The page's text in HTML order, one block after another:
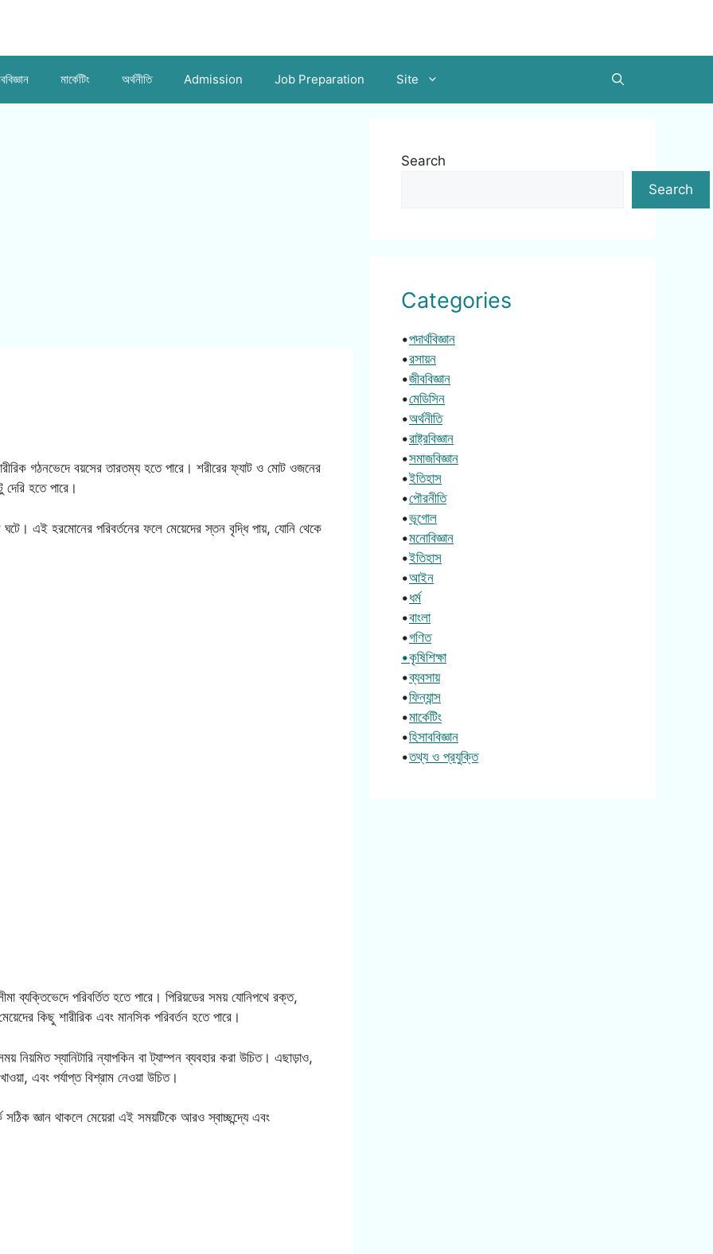
মার্কেটিং অর্থনীতি Admission Job Preparation Site
গঠনভেদে বয়সের তারতম্য হতে পারে। শরীরের ফ্যাট ও মোট ওজনের
হতে পারে।
এই হরমোনের পরিবর্তনের ফলে মেয়েদের স্তন বৃদ্ধি পায়, যোনি থেকে
ব্যক্তিভেদে পরিবর্তিত হতে পারে। পিরিয়ডের সময় যোনিপথে রক্ত,
কিছু শারীরিক এবং মানসিক পরিবর্তন হতে পারে।
নিয়মিত স্যানিটারি ন্যাপকিন বা ট্যাম্পন ব্যবহার করা উচিত। এছাড়াও,
এবং পর্যাপ্ত বিশ্রাম নেওয়া উচিত।
সঠিক জ্ঞান থাকলে মেয়েরা এই সময়টিকে আরও স্বাচ্ছন্দ্যে এবং
Search
Search
Categories
•পদার্থবিজ্ঞান
•রসায়ন
•জীববিজ্ঞান
•মেডিসিন
•অর্থনীতি
•রাষ্ট্রবিজ্ঞান
•সমাজবিজ্ঞান
•ইতিহাস
•পৌরনীতি
•ভূগোল
•মনোবিজ্ঞান
•ইতিহাস
•আইন
•ধর্ম
•বাংলা
•গণিত
•কৃষিশিক্ষা
•ব্যবসায়
•ফিন্যান্স
•মার্কেটিং
•হিসাববিজ্ঞান
•তথ্য ও প্রযুক্তি